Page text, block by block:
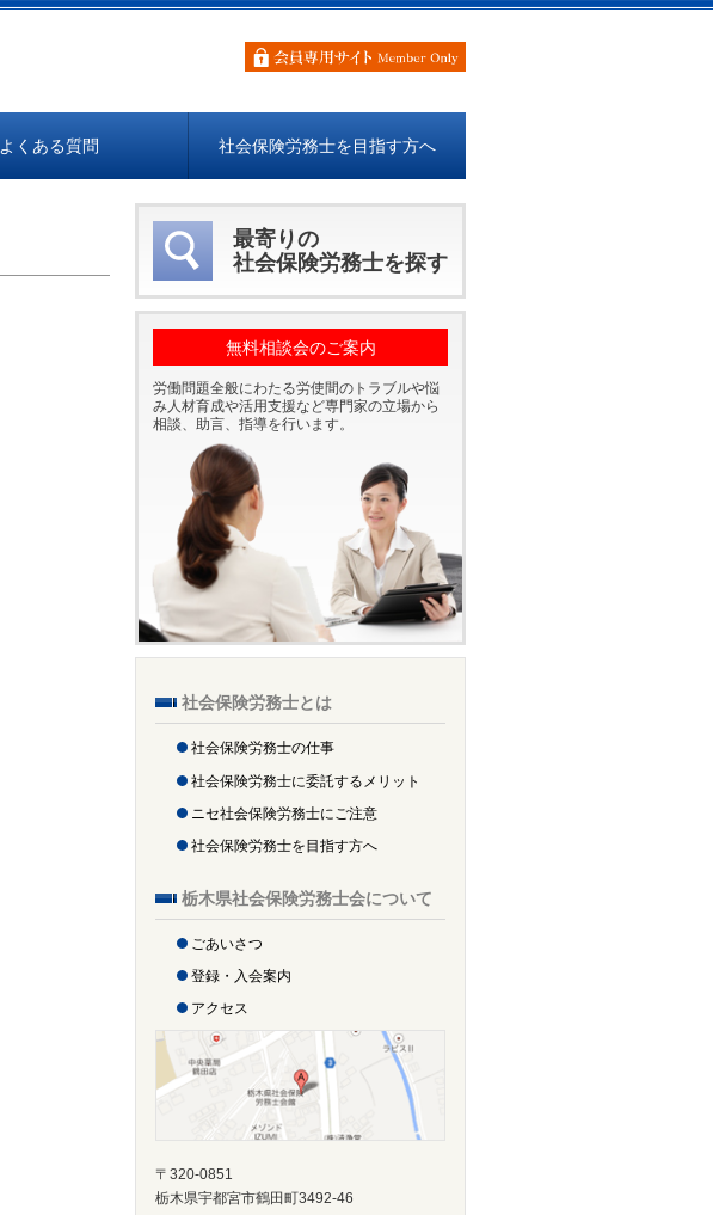
よくある質問 社会保険労務士を目指す方へ
最寄りの
社会保険労務士を探す
無料相談会のご案内
労働問題全般にわたる労使間のトラブルや悩
み人材育成や活用支援など専門家の立場から
相談、助言、指導を行います。
社会保険労務士とは
社会保険労務士の仕事
社会保険労務士に委託するメリット
ニセ社会保険労務士にご注意
社会保険労務士を目指す方へ
栃木県社会保険労務士会について
ごあいさつ
登録・入会案内
アクセス
〒320-0851
栃木県宇都宮市鶴田町3492-46